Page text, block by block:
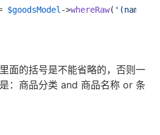
$goodsModel ->whereRaw( '(name
面的括号是不能省略的，否则一
：商品分类 and 商品名称 or 条